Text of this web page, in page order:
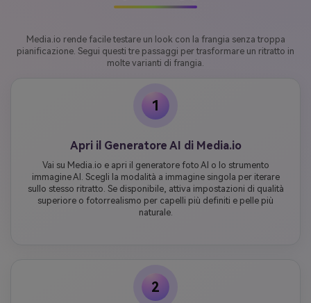
Media.io rende facile testare un look con la frangia senza troppa
pianificazione. Segui questi tre passaggi per trasformare un ritratto in
molte varianti di frangia.
1
Apri il Generatore AI di Media.io
Vai su Media.io e apri il generatore foto AI o lo strumento
immagine AI. Scegli la modalità a immagine singola per iterare
sullo stesso ritratto. Se disponibile, attiva impostazioni di qualità
superiore o fotorrealismo per capelli più definiti e pelle più
naturale.
2